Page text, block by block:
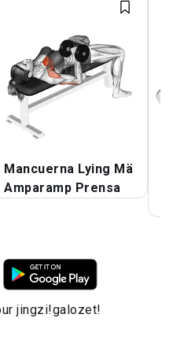
Mancuerna Lying Mä
Amparamp Prensa
jingzi!galozet!